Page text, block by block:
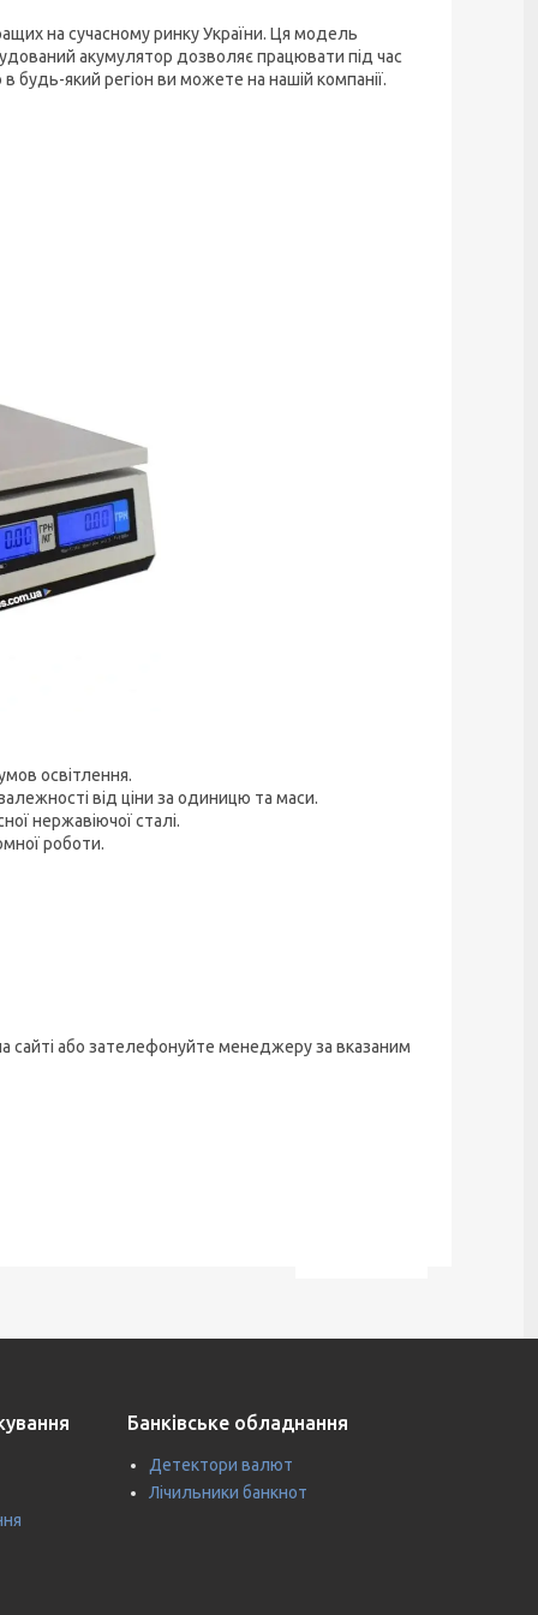
на сучасному ринку України. Ця модель
акумулятор дозволяє працювати під час
будь-який регіон ви можете на нашій компанії.
освітлення.
від ціни за одиницю та маси.
нержавіючої сталі.
роботи.
сайті або зателефонуйте менеджеру за вказаним
Банківське обладнання
Детектори валют
Лічильники банкнот